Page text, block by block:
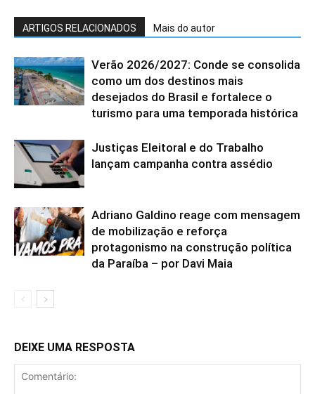
ARTIGOS RELACIONADOS Mais do autor
Verão 2026/2027: Conde se consolida
como um dos destinos mais
desejados do Brasil e fortalece o
turismo para uma temporada histórica
Justiças Eleitoral e do Trabalho
lançam campanha contra assédio
Adriano Galdino reage com mensagem
de mobilização e reforça
protagonismo na construção política
da Paraíba – por Davi Maia
DEIXE UMA RESPOSTA